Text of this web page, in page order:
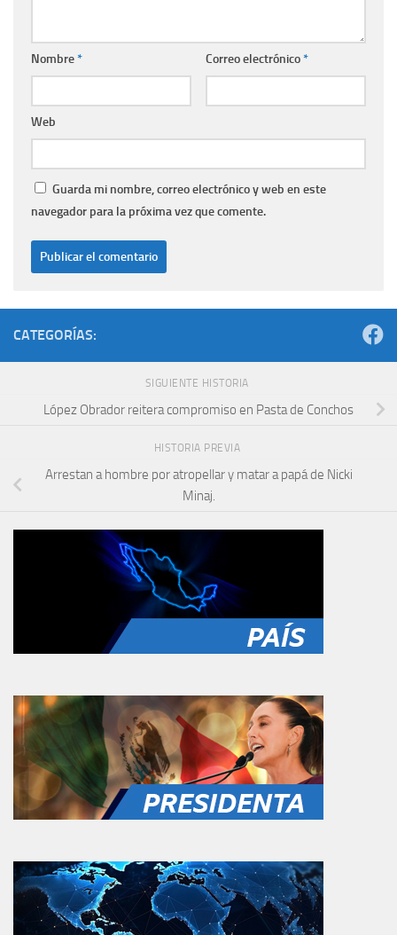
Nombre* Correo electrónico*
Web
Guarda mi nombre, correo electrónico y web en este
navegador para la próxima vez que comente.
CATEGORÍAS:
SIGUIENTE HISTORIA
López Obrador reitera compromiso en Pasta de Conchos
HISTORIA PREVIA
Arrestan a hombre por atropellar y matar a papá de Nicki
Minaj.